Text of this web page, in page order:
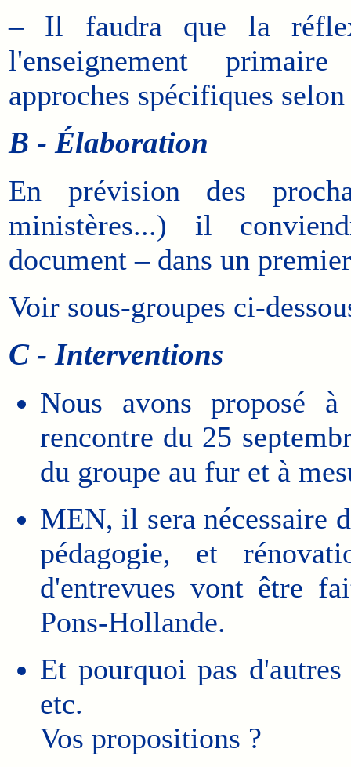
– Il faudra que la
l'enseignement
approches spécifiques
B - Élaboration
En prévision des
ministères...) il
document – dans un
Voir sous-groupes ci-
C - Interventions
Nous avons proposé
rencontre du 25
du groupe au fur et à
MEN, il sera nécessaire
pédagogie, et
d'entrevues vont être
Pons-Hollande.
Et pourquoi pas
etc.
Vos propositions ?